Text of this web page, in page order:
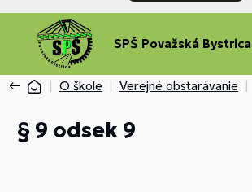
SPŠ Považská Bystrica
O škole Verejné obstarávanie
§ 9 odsek 9